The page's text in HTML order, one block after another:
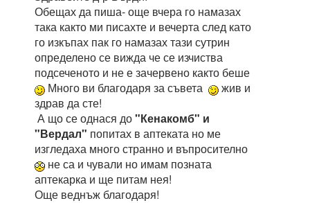
Обещах да пиша- още вчера го намазах
така както ми писахте и вечерта след като
го изкъпах пак го намазах тази сутрин
определено се вижда че се изчиства
подсеченото и не е зачервено както беше
Много ви благодаря за съвета
жив и
здрав да сте!
А що се однася до"Кенакомб" и
"Вердал" попитах в аптеката но ме
изгледаха много странно и въпросително
не са и чували но имам позната
аптекарка и ще питам нея!
Още веднъж благодаря!